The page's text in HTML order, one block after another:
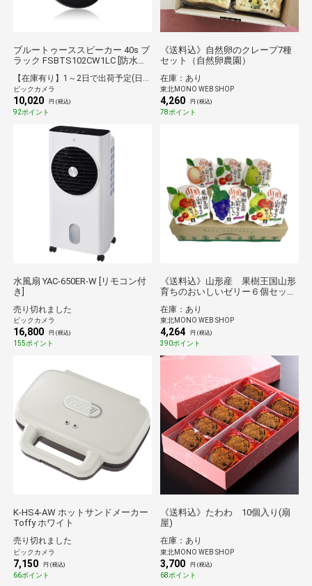
ブルートゥーススピーカー 40s ブ
ラック FSBTS102CW1LC [防水
ビックカメラ
10,020 円 (税込)
92ポイント
《送料込》自然卵のクレープ7種
セット（自然卵農園）
在庫：あり
東北MONO WEB SHOP
4,260 円 (税込)
78ポイント
水風扇 YAC-650ER-W [リモコン付
き]
売り切れました
ビックカメラ
16,800 円 (税込)
155ポイント
《送料込》山形産 果樹王国山形
育ちのおいしいゼリー６個セット
在庫：あり
東北MONO WEB SHOP
4,264 円 (税込)
390ポイント
K-HS4-AW ホットサンドメーカー
Toffy ホワイト
売り切れました
ビックカメラ
7,150 円 (税込)
66ポイント
《送料込》たわわ 10個入り(扇
屋)
在庫：あり
東北MONO WEB SHOP
3,700 円 (税込)
68ポイント